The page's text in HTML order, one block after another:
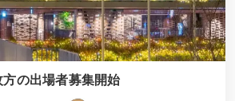
の出場者募集開始